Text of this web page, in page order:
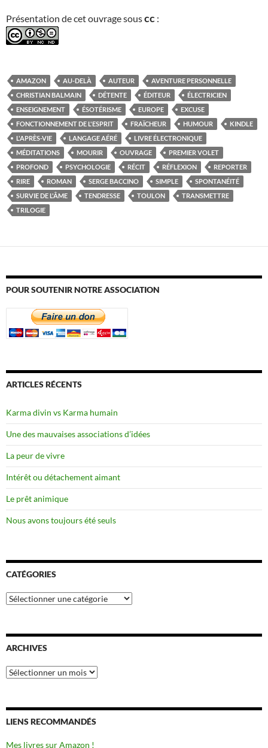
Présentation de cet ouvrage souscc :
AMAZON AU-DELÀ AUTEUR
AVENTURE PERSONNELLE
CHRISTIAN BALMAIN
DÉTENTE ÉDITEUR
ÉLECTRICIEN
ENSEIGNEMENT
ÉSOTÉRISME EUROPE
EXCUSE
FONCTIONNEMENT DE L'ESPRIT
FRAÏCHEUR HUMOUR
KINDLE
L'APRÈS-VIE
LANGAGE AÉRÉ
LIVRE ÉLECTRONIQUE
MÉDITATIONS
MOURIR OUVRAGE
PREMIER VOLET
PROFOND
PSYCHOLOGIE RÉCIT RÉFLEXION
REPORTER
RIRE
ROMAN SERGE BACCINO SIMPLE
SPONTANÉITÉ
SURVIE DE L'ÂME
TENDRESSE TOULON
TRANSMETTRE
TRILOGIE
POUR SOUTENIR NOTRE ASSOCIATION
ARTICLES RÉCENTS
Karma divin vs Karma humain
Une des mauvaises associations d’idées
La peur de vivre
Intérêt ou détachement aimant
Le prêt animique
Nous avons toujours été seuls
CATÉGORIES
Catégories
ARCHIVES
Archives
LIENS RECOMMANDÉS
Mes livres sur Amazon !